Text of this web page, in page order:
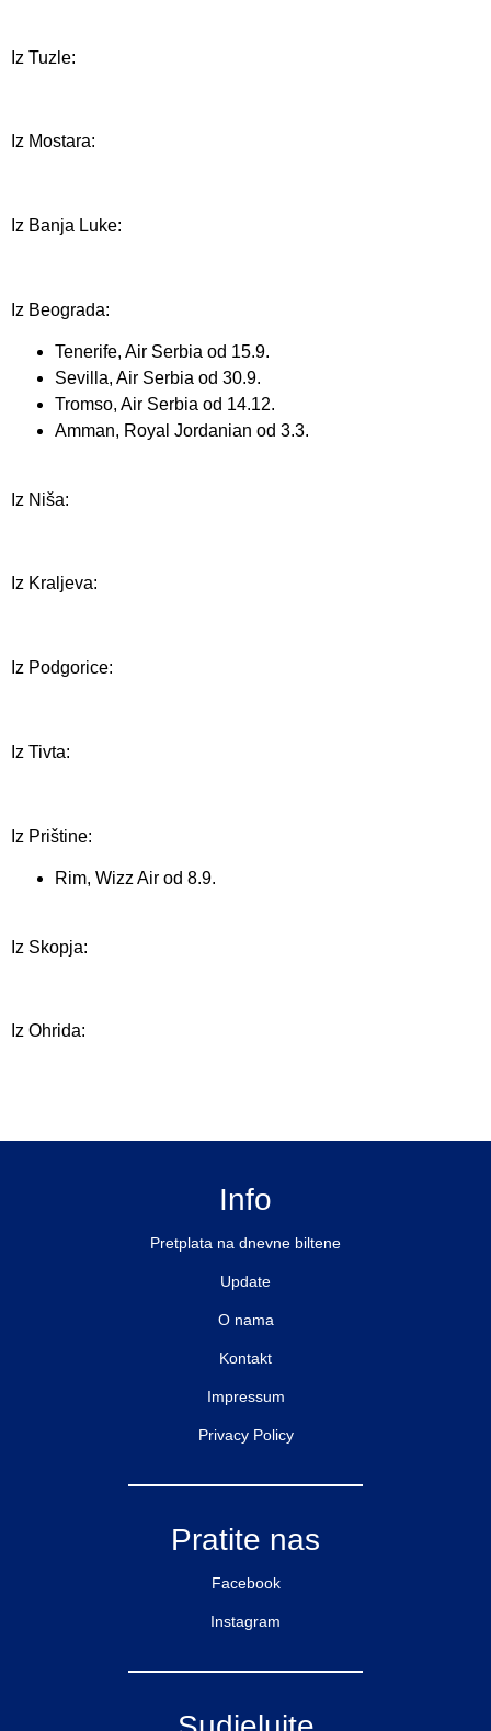
Iz Tuzle:
Iz Mostara:
Iz Banja Luke:
Iz Beograda:
Tenerife, Air Serbia od 15.9.
Sevilla, Air Serbia od 30.9.
Tromso, Air Serbia od 14.12.
Amman, Royal Jordanian od 3.3.
Iz Niša:
Iz Kraljeva:
Iz Podgorice:
Iz Tivta:
Iz Prištine:
Rim, Wizz Air od 8.9.
Iz Skopja:
Iz Ohrida:
Info
Pretplata na dnevne biltene
Update
O nama
Kontakt
Impressum
Privacy Policy
Pratite nas
Facebook
Instagram